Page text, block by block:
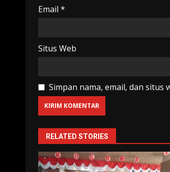
Email *
Situs Web
Simpan nama, email, dan
RELATED STORIES